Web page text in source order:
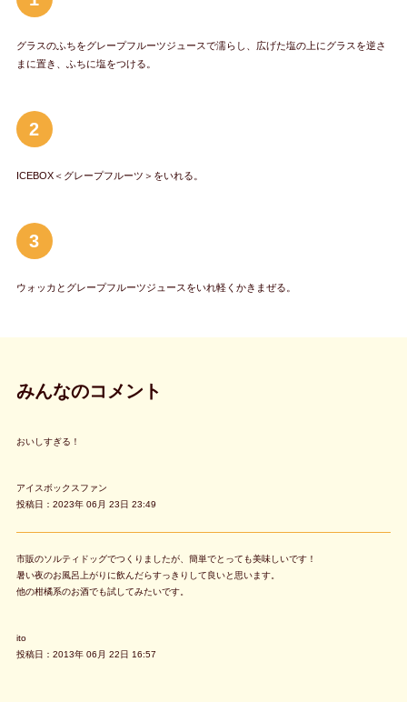
グラスのふちをグレープフルーツジュースで濡らし、広げた塩の上にグラスを逆さ
まに置き、ふちに塩をつける。
2
ICEBOX＜グレープフルーツ＞をいれる。
3
ウォッカとグレープフルーツジュースをいれ軽くかきまぜる。
みんなのコメント
おいしすぎる！
アイスボックスファン
投稿日：2023年 06月 23日 23:49
市販のソルティドッグでつくりましたが、簡単でとっても美味しいです！
暑い夜のお風呂上がりに飲んだらすっきりして良いと思います。
他の柑橘系のお酒でも試してみたいです。
ito
投稿日：2013年 06月 22日 16:57